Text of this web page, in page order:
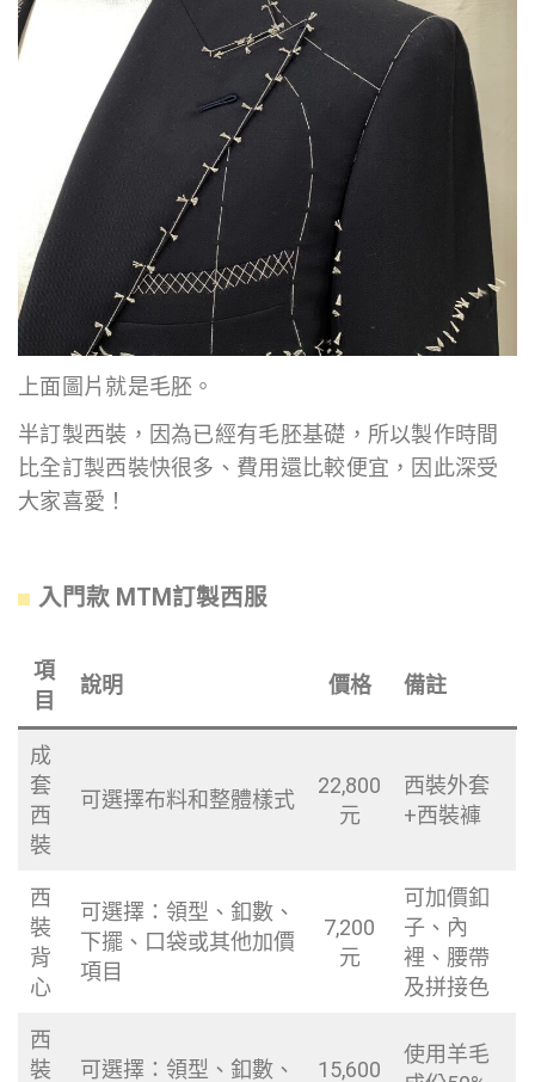
上面圖片就是毛胚。
半訂製西裝，因為已經有毛胚基礎，所以製作時間
比全訂製西裝快很多、費用還比較便宜，因此深受
大家喜愛！
入門款 MTM訂製西服
項
目
說明 價格 備註
成
套
西
裝
可選擇布料和整體樣式
22,800
元
西裝外套
+西裝褲
西
裝
背
心
可選擇：領型、釦數、
下擺、口袋或其他加價
項目
7,200
元
可加價釦
子、內
裡、腰帶
及拼接色
西
裝
可選擇：領型、釦數、 15,600
使用羊毛